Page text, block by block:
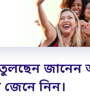
জেনে নিন।